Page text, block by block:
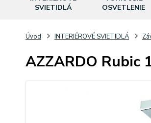
SVIETIDLÁ
OSVETLENIE
Úvod INTERIÉROVÉ SVIETIDLÁ
AZZARDO Rubic